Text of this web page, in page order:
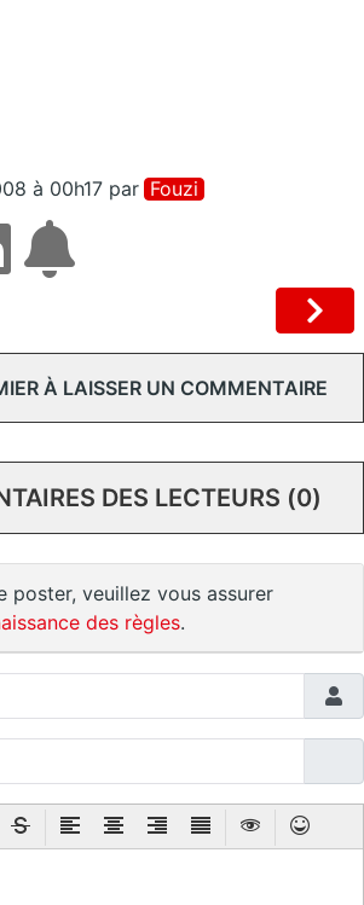
à 00h17 par Fouzi
À LAISSER UN COMMENTAIRE
DES LECTEURS (0)
poster, veuillez vous assurer
des règles.